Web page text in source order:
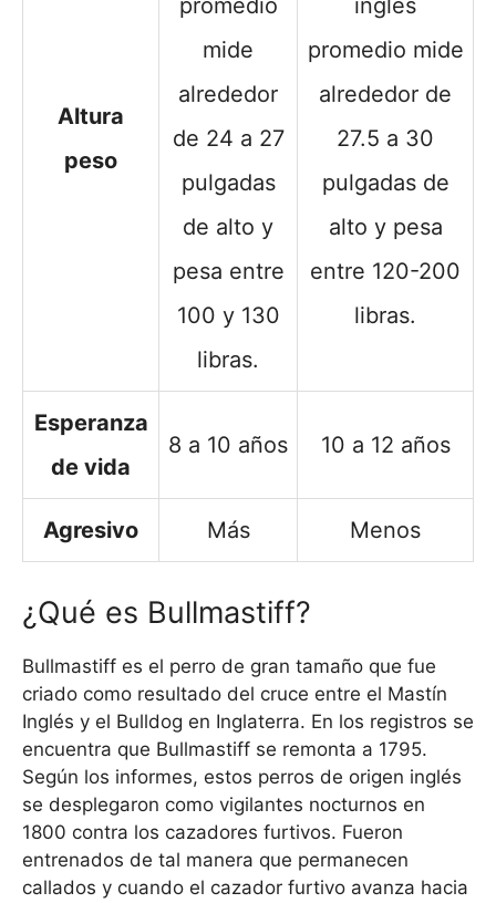
Altura
peso
promedio
mide
alrededor
de 24 a 27
pulgadas
de alto y
pesa entre
100 y 130
libras.
inglés
promedio mide
alrededor de
27.5 a 30
pulgadas de
alto y pesa
entre 120-200
libras.
Esperanza
de vida
8 a 10 años 10 a 12 años
Agresivo Más Menos
¿Qué es Bullmastiff?
Bullmastiff es el perro de gran tamaño que fue
criado como resultado del cruce entre el Mastín
Inglés y el Bulldog en Inglaterra. En los registros se
encuentra que Bullmastiff se remonta a 1795.
Según los informes, estos perros de origen inglés
se desplegaron como vigilantes nocturnos en
1800 contra los cazadores furtivos. Fueron
entrenados de tal manera que permanecen
callados y cuando el cazador furtivo avanza hacia